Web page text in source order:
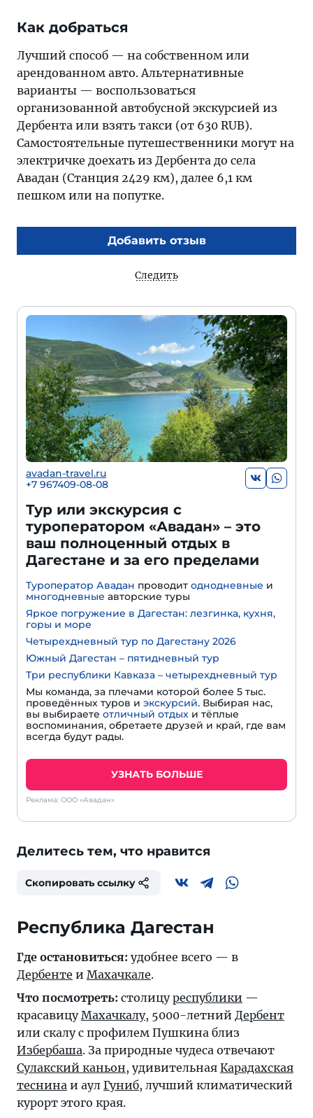
Как добраться
Лучший способ — на собственном или
арендованном авто. Альтернативные
варианты — воспользоваться
организованной автобусной экскурсией из
Дербента или взять такси (от 630 RUB).
Самостоятельные путешественники могут на
электричке доехать из Дербента до села
Авадан (Станция 2429 км), далее 6,1 км
пешком или на попутке.
Добавить отзыв
Следить
avadan-travel.ru
+7 967409-08-08
Тур или экскурсия с
туроператором «Авадан» – это
ваш полноценный отдых в
Дагестане и за его пределами
Туроператор Авадан проводит однодневные и
многодневные авторские туры
Яркое погружение в Дагестан: лезгинка, кухня,
горы и море
Четырехдневный тур по Дагестану 2026
Южный Дагестан – пятидневный тур
Три республики Кавказа – четырехдневный тур
Мы команда, за плечами которой более 5 тыс.
проведённых туров и экскурсий. Выбирая нас,
вы выбираете отличный отдых и тёплые
воспоминания, обретаете друзей и край, где вам
всегда будут рады.
УЗНАТЬ БОЛЬШЕ
Реклама: ООО «Авадан»
Делитесь тем, что нравится
Скопировать ссылку
Республика Дагестан
Где остановиться: удобнее всего — в
Дербенте и Махачкале.
Что посмотреть: столицуреспублики —
красавицуМахачкалу, 5000-летний Дербент
или скалу с профилем Пушкина близ
Избербаша. За природные чудеса отвечают
Сулакский каньон, удивительная Карадахская
теснина и аул Гуниб, лучший климатический
курорт этого края.